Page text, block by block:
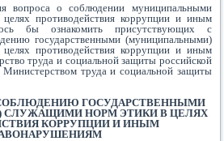
вопроса о соблюдении муниципальными
противодействия коррупции и иным
бы ознакомить присутствующих с
государственными (муниципальными)
противодействия коррупции и иным
труда и социальной защиты российской
Министерством труда и социальной защиты
ГОСУДАРСТВЕННЫМИ
НОРМ ЭТИКИ В ЦЕЛЯХ
КОРРУПЦИИ И ИНЫМ